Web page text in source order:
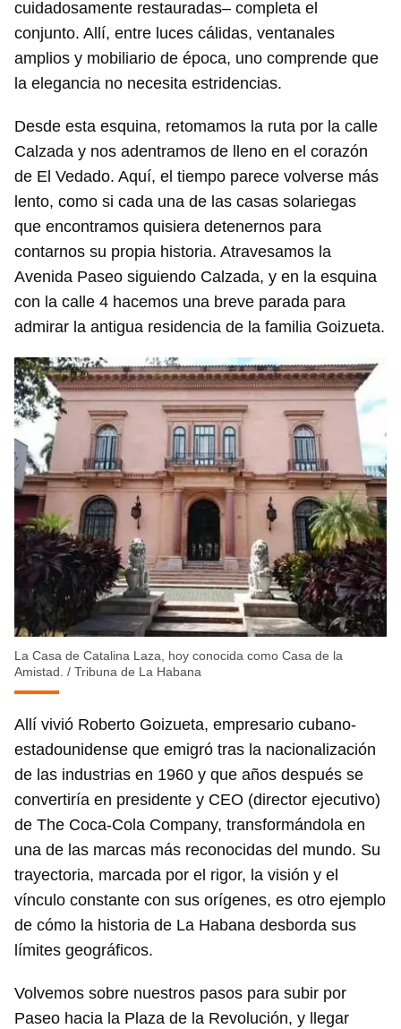
cuidadosamente restauradas– completa el
conjunto. Allí, entre luces cálidas, ventanales
amplios y mobiliario de época, uno comprende que
la elegancia no necesita estridencias.
Desde esta esquina, retomamos la ruta por la calle
Calzada y nos adentramos de lleno en el corazón
de El Vedado. Aquí, el tiempo parece volverse más
lento, como si cada una de las casas solariegas
que encontramos quisiera detenernos para
contarnos su propia historia. Atravesamos la
Avenida Paseo siguiendo Calzada, y en la esquina
con la calle 4 hacemos una breve parada para
admirar la antigua residencia de la familia Goizueta.
La Casa de Catalina Laza, hoy conocida como Casa de la
Amistad. / Tribuna de La Habana
Allí vivió Roberto Goizueta, empresario cubano-
estadounidense que emigró tras la nacionalización
de las industrias en 1960 y que años después se
convertiría en presidente y CEO (director ejecutivo)
de The Coca-Cola Company, transformándola en
una de las marcas más reconocidas del mundo. Su
trayectoria, marcada por el rigor, la visión y el
vínculo constante con sus orígenes, es otro ejemplo
de cómo la historia de La Habana desborda sus
límites geográficos.
Volvemos sobre nuestros pasos para subir por
Paseo hacia la Plaza de la Revolución, y llegar